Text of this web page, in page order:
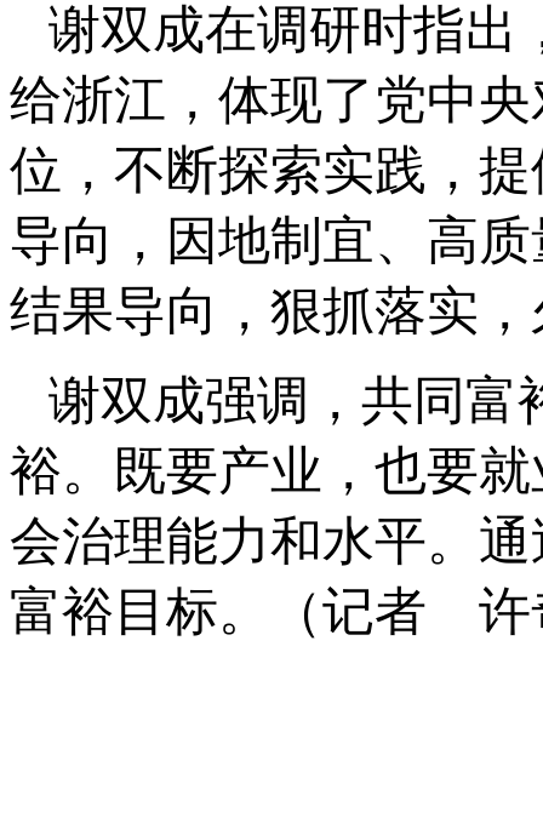
谢双成在调研时指出
给浙江，体现了党中
位，不断探索实践，
导向，因地制宜、高
结果导向，狠抓落实
谢双成强调，共同富
裕。既要产业，也要
会治理能力和水平。
富裕目标。（记者 许